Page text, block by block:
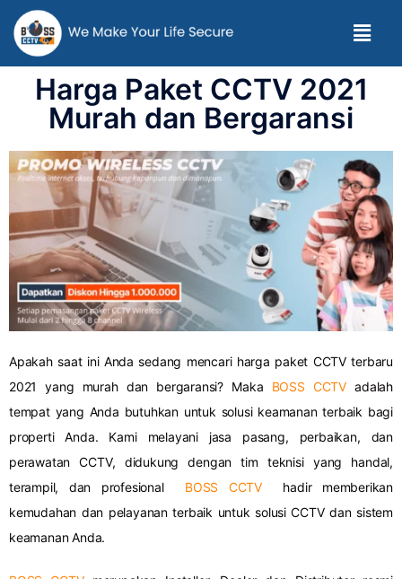
Harga Paket CCTV 2021
Murah dan Bergaransi
Apakah saat ini Anda sedang mencari harga paket CCTV terbaru
2021 yang murah dan bergaransi? Maka BOSS CCTVadalah
tempat yang Anda butuhkan untuk solusi keamanan terbaik bagi
properti Anda. Kami melayani jasa pasang, perbaikan, dan
perawatan CCTV, didukung dengan tim teknisi yang handal,
terampil, dan profesional BOSS CCTV hadir memberikan
kemudahan dan pelayanan terbaik untuk solusi CCTV dan sistem
keamanan Anda.